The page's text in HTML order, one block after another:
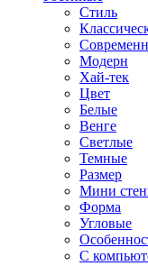
Стиль
Модерн
Хай-тек
Цвет
Белые
Венге
Светлые
Темные
Размер
Мини
Форма
Угловые
С